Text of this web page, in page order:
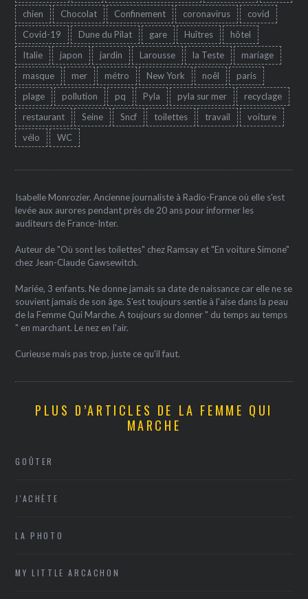
chien
Chocolat Confinement coronavirus
covid
Covid-19
Dune du Pilat gare Huîtres
hôtel
Italie
japon jardin Larousse la Teste
mariage
masque
mer métro New York noêl
paris
plage
pollution pq Pyla pyla sur mer
recyclage
restaurant
Seine Sncf toilettes travail
voiture
vélo
WC
Isabelle Monrozier. Ancienne journaliste à Radio-France où elle s'est
levée aux aurores pendant près de 20 ans pour informer les
auditeurs de France-Inter.
Auteur de "Où sont les toilettes" chez Ramsay et "En voiture Simone"
chez Jean-Claude Gawsewitch.
Mariée, 3 enfants. Ne donne jamais sa date de naissance car elle ne se
souvient jamais de son âge. S'est toujours sentie à l'aise dans la peau
de la Femme Qui Marche. A toujours su donner " du temps au temps
" en marchant. Le nez en l'air.
Curieuse mais pas trop, juste ce qu'il faut.
PLUS D’ARTICLES DE LA FEMME QUI
MARCHE
GOÛTER
J'ACHÈTE
LA PHOTO
MY LITTLE ARCACHON